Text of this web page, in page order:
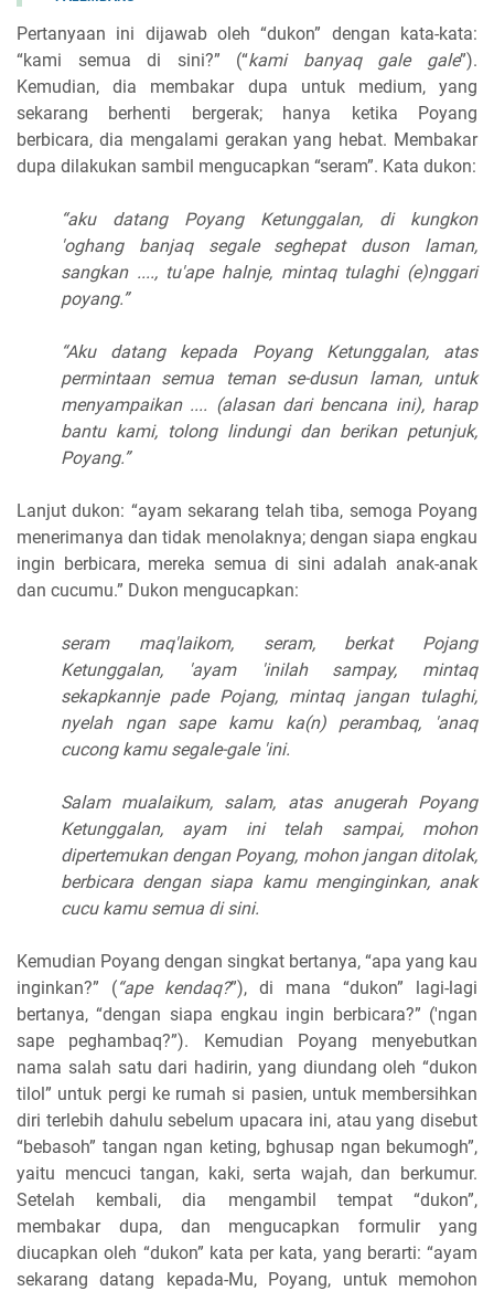
Pertanyaan ini dijawab oleh “dukon” dengan kata-kata:
“kami semua di sini?” (“kami banyaq gale gale”).
Kemudian, dia membakar dupa untuk medium, yang
sekarang berhenti bergerak; hanya ketika Poyang
berbicara, dia mengalami gerakan yang hebat. Membakar
dupa dilakukan sambil mengucapkan “seram”. Kata dukon:
“aku datang Poyang Ketunggalan, di kungkon
'oghang banjaq segale seghepat duson laman,
sangkan ...., tu'ape halnje, mintaq tulaghi (e)nggari
poyang.”
“Aku datang kepada Poyang Ketunggalan, atas
permintaan semua teman se-dusun laman, untuk
menyampaikan .... (alasan dari bencana ini), harap
bantu kami, tolong lindungi dan berikan petunjuk,
Poyang.”
Lanjut dukon: “ayam sekarang telah tiba, semoga Poyang
menerimanya dan tidak menolaknya; dengan siapa engkau
ingin berbicara, mereka semua di sini adalah anak-anak
dan cucumu.” Dukon mengucapkan:
seram maq'laikom, seram, berkat Pojang
Ketunggalan, 'ayam 'inilah sampay, mintaq
sekapkannje pade Pojang, mintaq jangan tulaghi,
nyelah ngan sape kamu ka(n) perambaq, 'anaq
cucong kamu segale-gale 'ini.
Salam mualaikum, salam, atas anugerah Poyang
Ketunggalan, ayam ini telah sampai, mohon
dipertemukan dengan Poyang, mohon jangan ditolak,
berbicara dengan siapa kamu menginginkan, anak
cucu kamu semua di sini.
Kemudian Poyang dengan singkat bertanya, “apa yang kau
inginkan?” (“ape kendaq?”), di mana “dukon” lagi-lagi
bertanya, “dengan siapa engkau ingin berbicara?” ('ngan
sape peghambaq?”). Kemudian Poyang menyebutkan
nama salah satu dari hadirin, yang diundang oleh “dukon
tilol” untuk pergi ke rumah si pasien, untuk membersihkan
diri terlebih dahulu sebelum upacara ini, atau yang disebut
“bebasoh” tangan ngan keting, bghusap ngan bekumogh”,
yaitu mencuci tangan, kaki, serta wajah, dan berkumur.
Setelah kembali, dia mengambil tempat “dukon”,
membakar dupa, dan mengucapkan formulir yang
diucapkan oleh “dukon” kata per kata, yang berarti: “ayam
sekarang datang kepada-Mu, Poyang, untuk memohon